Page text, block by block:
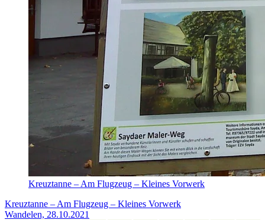
Kreuztanne – Am Flugzeug – Kleines Vorwerk
Kreuztanne – Am Flugzeug – Kleines Vorwerk
Wandelen, 28.10.2021